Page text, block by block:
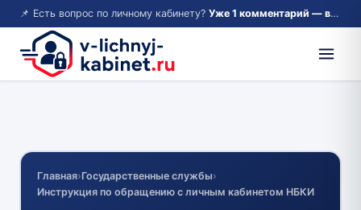
📌 Есть вопрос по личному кабинету? Уже 1 комментарий — возможно, ответ там!
Главная›Государственные службы›
Инструкция по обращению с личным кабинетом НБКИ